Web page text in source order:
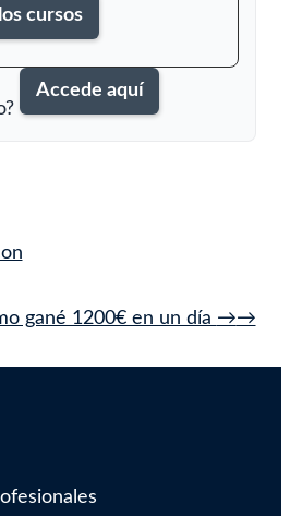
cursos
Accede aquí
gané 1200€ en un día
→